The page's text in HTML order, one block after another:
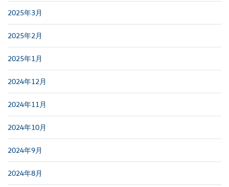
2025年3月
2025年2月
2025年1月
2024年12月
2024年11月
2024年10月
2024年9月
2024年8月